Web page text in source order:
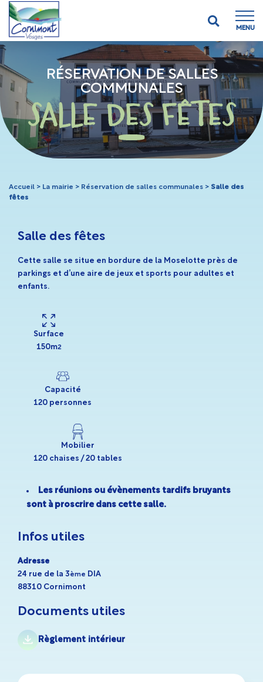
MENU
RÉSERVATION DE SALLES
COMMUNALES
SALLE DES FÊTES
Accueil > La mairie > Réservation de salles communales > Salle des
fêtes
Salle des fêtes
Cette salle se situe en bordure de la Moselotte près de
parkings et d’une aire de jeux et sports pour adultes et
enfants.
Surface
150m2
Capacité
120 personnes
Mobilier
120 chaises / 20 tables
Les réunions ou évènements tardifs bruyants
sont à proscrire dans cette salle.
Infos utiles
Adresse
24 rue de la 3ème DIA
88310 Cornimont
Documents utiles
Règlement intérieur